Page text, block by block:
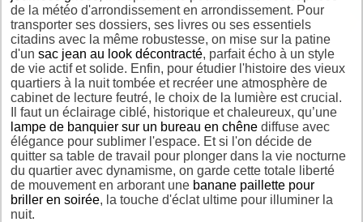
de la météo d'arrondissement en arrondissement. Pour
transporter ses dossiers, ses livres ou ses essentiels
citadins avec la même robustesse, on mise sur la patine
d'un sac jean au look décontracté, parfait écho à un style
de vie actif et solide. Enfin, pour étudier l'histoire des vieux
quartiers à la nuit tombée et recréer une atmosphère de
cabinet de lecture feutré, le choix de la lumière est crucial.
Il faut un éclairage ciblé, historique et chaleureux, qu’une
lampe de banquier sur un bureau en chênediffuse avec
élégance pour sublimer l'espace. Et si l'on décide de
quitter sa table de travail pour plonger dans la vie nocturne
du quartier avec dynamisme, on garde cette totale liberté
de mouvement en arborant une banane paillette pour
briller en soirée, la touche d'éclat ultime pour illuminer la
nuit.